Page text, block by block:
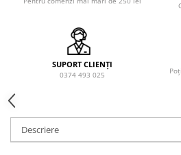
SUPORT CLIENȚI
0374 493 025
Descriere